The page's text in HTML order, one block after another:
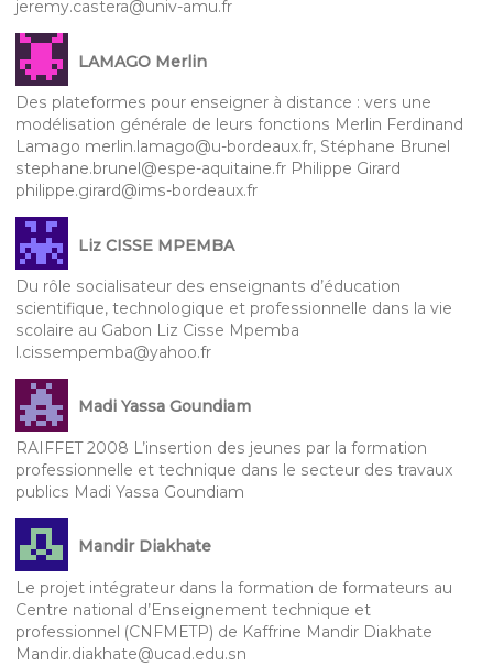
jeremy.castera@univ-amu.fr
LAMAGO Merlin
Des plateformes pour enseigner à distance : vers une
modélisation générale de leurs fonctions Merlin Ferdinand
Lamago merlin.lamago@u-bordeaux.fr, Stéphane Brunel
stephane.brunel@espe-aquitaine.fr Philippe Girard
philippe.girard@ims-bordeaux.fr
Liz CISSE MPEMBA
Du rôle socialisateur des enseignants d’éducation
scientifique, technologique et professionnelle dans la vie
scolaire au Gabon Liz Cisse Mpemba
l.cissempemba@yahoo.fr
Madi Yassa Goundiam
RAIFFET 2008 L’insertion des jeunes par la formation
professionnelle et technique dans le secteur des travaux
publics Madi Yassa Goundiam
Mandir Diakhate
Le projet intégrateur dans la formation de formateurs au
Centre national d’Enseignement technique et
professionnel (CNFMETP) de Kaffrine Mandir Diakhate
Mandir.diakhate@ucad.edu.sn